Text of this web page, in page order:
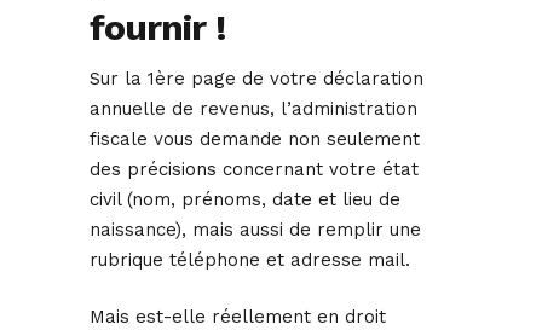
fournir !
Sur la 1ère page de votre déclaration
annuelle de revenus, l’administration
fiscale vous demande non seulement
des précisions concernant votre état
civil (nom, prénoms, date et lieu de
naissance), mais aussi de remplir une
rubrique téléphone et adresse mail.
Mais est-elle réellement en droit